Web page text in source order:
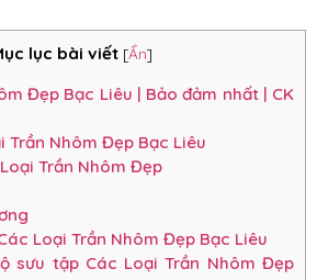
lục bài viết [Ẩn]
Đẹp Bạc Liêu | Bảo đảm nhất | CK
Trần Nhôm Đẹp Bạc Liêu
Trần Nhôm Đẹp
Loại Trần Nhôm Đẹp Bạc Liêu
sưu tập Các Loại Trần Nhôm Đẹp